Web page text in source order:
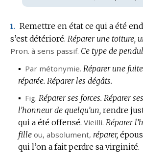
1. Remettre en état ce qui a été
s’est détérioré. Réparer une toiture,
Pron. à sens passif. Ce type de
▪ Par métonymie. Réparer une
réparée. Réparer les dégâts.
▪ Fig. Réparer ses forces. Réparer
l’honneur de quelqu’un, rendre
qui a été offensé. Vieilli. Réparer
fille ou, absolument, réparer,
qui l’on a fait perdre sa virginité.